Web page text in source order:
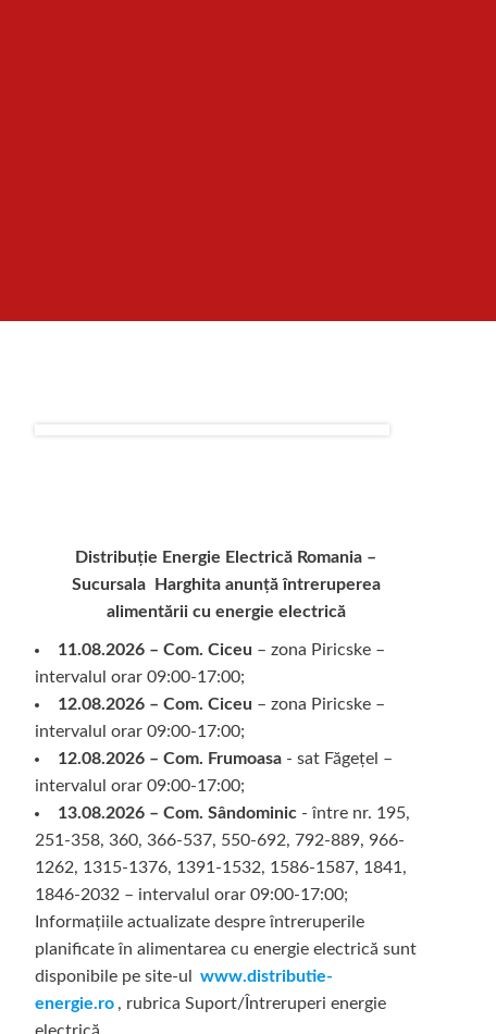
Distribuție Energie Electrică Romania –
Sucursala Harghita anunță întreruperea
alimentării cu energie electrică
11.08.2026 – Com. Ciceu – zona Piricske –
intervalul orar 09:00-17:00;
12.08.2026 – Com. Ciceu – zona Piricske –
intervalul orar 09:00-17:00;
12.08.2026 – Com. Frumoasa- sat Făgețel –
intervalul orar 09:00-17:00;
13.08.2026 – Com. Sândominic- între nr. 195,
251-358, 360, 366-537, 550-692, 792-889, 966-
1262, 1315-1376, 1391-1532, 1586-1587, 1841,
1846-2032 – intervalul orar 09:00-17:00;
Informațiile actualizate despre întreruperile
planificate în alimentarea cu energie electrică sunt
disponibile pe site-ul
www.distributie-
energie.ro , rubrica Suport/Întreruperi energie